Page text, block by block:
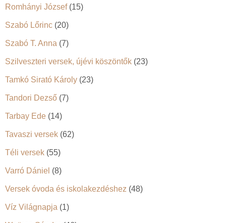
Romhányi József(15)
Szabó Lőrinc (20)
Szabó T. Anna (7)
Szilveszteri versek, újévi köszöntők (23)
Tamkó Sirató Károly (23)
Tandori Dezső (7)
Tarbay Ede (14)
Tavaszi versek (62)
Téli versek (55)
Varró Dániel (8)
Versek óvoda és iskolakezdéshez (48)
Víz Világnapja (1)